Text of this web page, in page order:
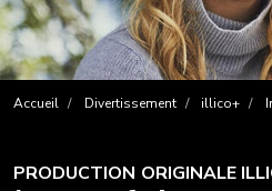
Accueil Divertissement illico+
PRODUCTION ORIGINALE